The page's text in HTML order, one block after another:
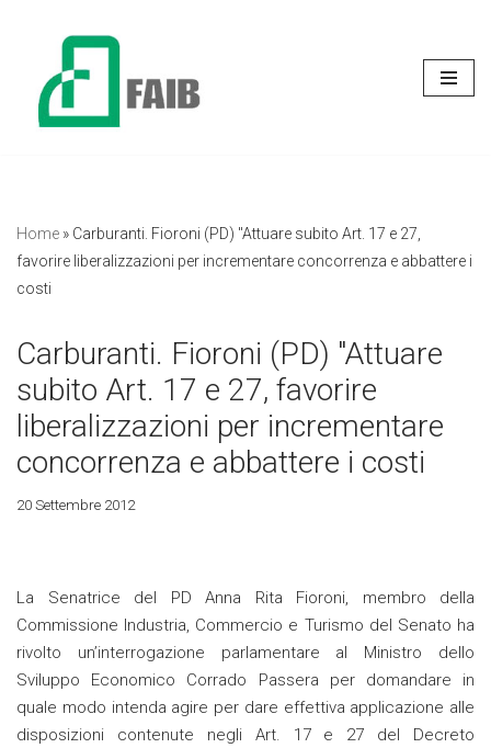
contenuto
Home » Carburanti. Fioroni (PD) "Attuare subito Art. 17 e 27,
favorire liberalizzazioni per incrementare concorrenza e abbattere i
costi
Carburanti. Fioroni (PD) "Attuare
subito Art. 17 e 27, favorire
liberalizzazioni per incrementare
concorrenza e abbattere i costi
20 Settembre 2012
La Senatrice del PD Anna Rita Fioroni, membro della
Commissione Industria, Commercio e Turismo del Senato ha
rivolto un’interrogazione parlamentare al Ministro dello
Sviluppo Economico Corrado Passera per domandare in
quale modo intenda agire per dare effettiva applicazione alle
disposizioni contenute negli Art. 17 e 27 del Decreto